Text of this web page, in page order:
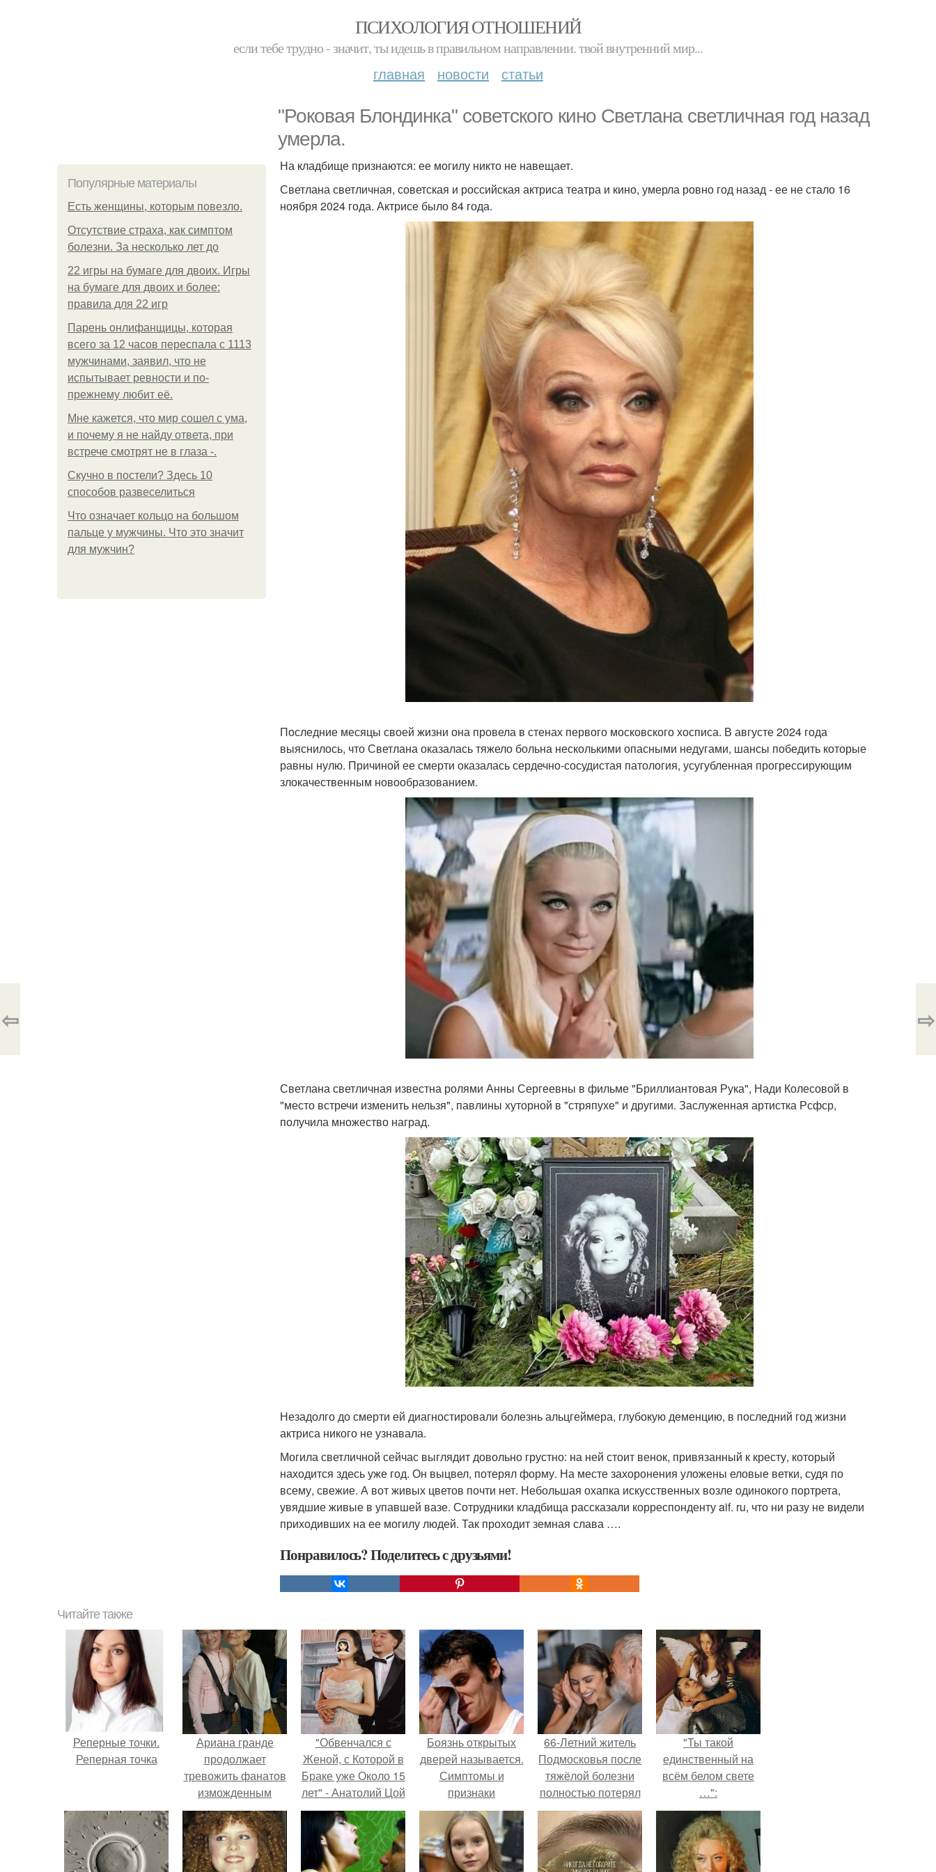
ПСИХОЛОГИЯ ОТНОШЕНИЙ
если тебе трудно - значит, ты идешь в правильном направлении. твой внутренний мир...
главная новости статьи
"Роковая Блондинка" советского кино Светлана светличная год назад
умерла.
Популярные материалы
Есть женщины, которым повезло.
Отсутствие страха, как симптом
болезни. За несколько лет до
22 игры на бумаге для двоих. Игры
на бумаге для двоих и более:
правила для 22 игр
Парень онлифанщицы, которая
всего за 12 часов переспала с 1113
мужчинами, заявил, что не
испытывает ревности и по-
прежнему любит её.
Мне кажется, что мир сошел с ума,
и почему я не найду ответа, при
встрече смотрят не в глаза -.
Скучно в постели? Здесь 10
способов развеселиться
Что означает кольцо на большом
пальце у мужчины. Что это значит
для мужчин?
На кладбище признаются: ее могилу никто не навещает.
Светлана светличная, советская и российская актриса театра и кино, умерла ровно год назад - ее не стало 16
ноября 2024 года. Актрисе было 84 года.
Последние месяцы своей жизни она провела в стенах первого московского хосписа. В августе 2024 года
выяснилось, что Светлана оказалась тяжело больна несколькими опасными недугами, шансы победить которые
равны нулю. Причиной ее смерти оказалась сердечно-сосудистая патология, усугубленная прогрессирующим
злокачественным новообразованием.
Светлана светличная известна ролями Анны Сергеевны в фильме "Бриллиантовая Рука", Нади Колесовой в
"место встречи изменить нельзя", павлины хуторной в "стряпухе" и другими. Заслуженная артистка Рсфср,
получила множество наград.
Незадолго до смерти ей диагностировали болезнь альцгеймера, глубокую деменцию, в последний год жизни
актриса никого не узнавала.
Могила светличной сейчас выглядит довольно грустно: на ней стоит венок, привязанный к кресту, который
находится здесь уже год. Он выцвел, потерял форму. На месте захоронения уложены еловые ветки, судя по
всему, свежие. А вот живых цветов почти нет. Небольшая охапка искусственных возле одинокого портрета,
увядшие живые в упавшей вазе. Сотрудники кладбища рассказали корреспонденту aif. ru, что ни разу не видели
приходивших на ее могилу людей. Так проходит земная слава ….
Понравилось? Поделитесь с друзьями!
⇦ ⇨
Читайте также
Реперные точки.
Реперная точка
Ариана гранде
продолжает
тревожить фанатов
изможденным
Видом.
"Обвенчался с
Женой, с Которой в
Браке уже Около 15
лет" - Анатолий Цой
удивил
поклонников
"тайной свадьбой".
Боязнь открытых
дверей называется.
Симптомы и
признаки
66-Летний житель
Подмосковья после
тяжёлой болезни
полностью потерял
потенцию, но
решил
восстановить
интимную жизнь с
"Ты такой
единственный на
всём белом свете
…":